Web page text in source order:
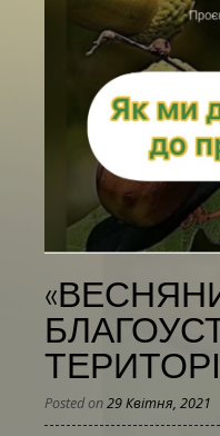
Posted on29 Квітня, 2021